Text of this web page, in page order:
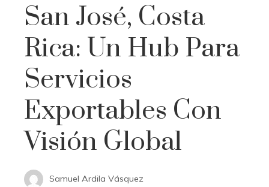
San José, Costa
Rica: Un Hub Para
Servicios
Exportables Con
Visión Global
Samuel Ardila Vásquez